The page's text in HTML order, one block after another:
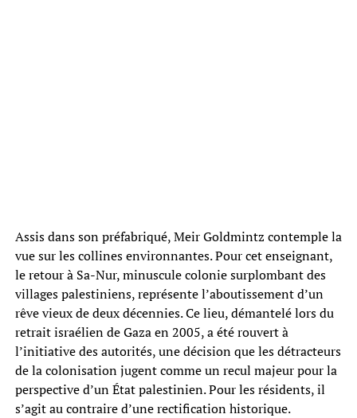
Assis dans son préfabriqué, Meir Goldmintz contemple la
vue sur les collines environnantes. Pour cet enseignant,
le retour à Sa-Nur, minuscule colonie surplombant des
villages palestiniens, représente l’aboutissement d’un
rêve vieux de deux décennies. Ce lieu, démantelé lors du
retrait israélien de Gaza en 2005, a été rouvert à
l’initiative des autorités, une décision que les détracteurs
de la colonisation jugent comme un recul majeur pour la
perspective d’un État palestinien. Pour les résidents, il
s’agit au contraire d’une rectification historique.